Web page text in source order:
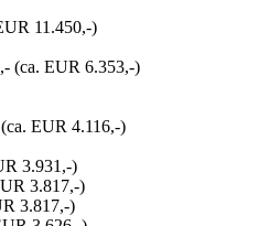
11.450,-)
(ca. EUR 6.353,-)
EUR 4.116,-)
3.931,-)
3.817,-)
3.817,-)